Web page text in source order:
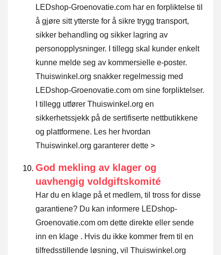
LEDshop-Groenovatie.com har en forpliktelse til
å gjøre sitt ytterste for å sikre trygg transport,
sikker behandling og sikker lagring av
personopplysninger. I tillegg skal kunder enkelt
kunne melde seg av kommersielle e-poster.
Thuiswinkel.org snakker regelmessig med
LEDshop-Groenovatie.com om sine forpliktelser.
I tillegg utfører Thuiswinkel.org en
sikkerhetssjekk på de sertifiserte nettbutikkene
og plattformene. Les her hvordan
Thuiswinkel.org garanterer dette >
God mekling av klager og
uavhengig voldgiftskomité
Har du en klage på et medlem, til tross for disse
garantiene? Du kan informere LEDshop-
Groenovatie.com om dette direkte eller sende
inn en klage . Hvis du ikke kommer frem til en
tilfredsstillende løsning, vil Thuiswinkel.org